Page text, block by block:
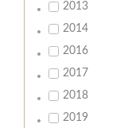
2013
2014
2016
2017
2018
2019